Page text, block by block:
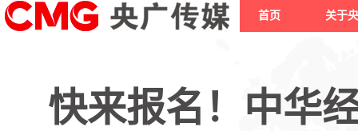
首页 关于
快来报名！中华